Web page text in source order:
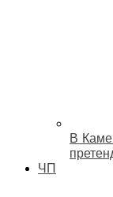
В
ЧП